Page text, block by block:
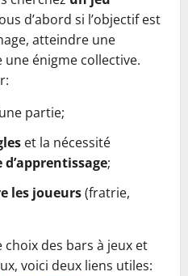
d’abord si l’objectif est
atteindre une
énigme collective.
partie;
et la nécessité
d’apprentissage;
les joueurs(fratrie,
des bars à jeux et
voici deux liens utiles: